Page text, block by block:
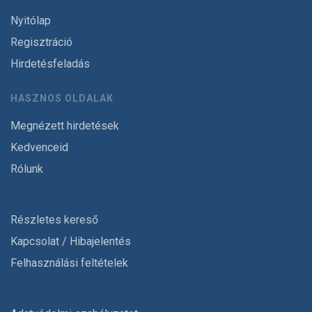
Nyitólap
Regisztráció
Hirdetésfeladás
HASZNOS OLDALAK
Megnézett hirdetések
Kedvenceid
Rólunk
Részletes kereső
Kapcsolat / Hibajelentés
Felhasználási feltételek